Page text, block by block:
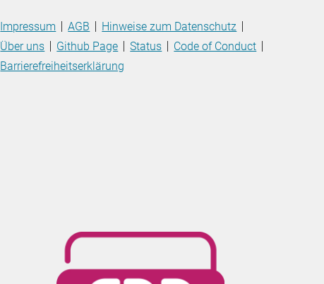
Impressum AGB
Hinweise zum Datenschutz
Über uns
Github Page Status
Code of Conduct
Barrierefreiheitserklärung